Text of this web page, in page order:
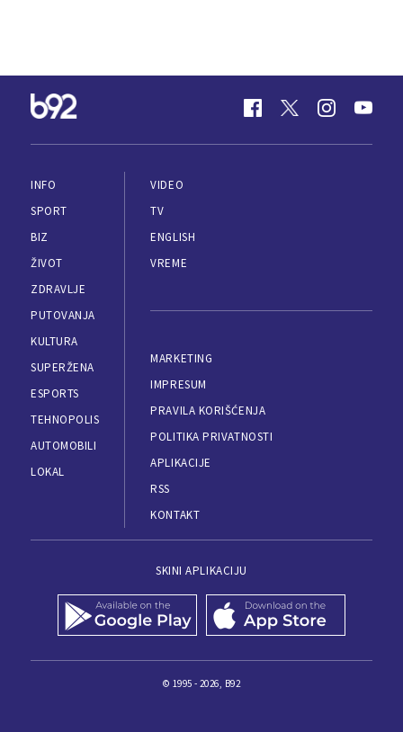
INFO
SPORT
BIZ
ŽIVOT
ZDRAVLJE
PUTOVANJA
KULTURA
SUPERŽENA
ESPORTS
TEHNOPOLIS
AUTOMOBILI
LOKAL
VIDEO
TV
ENGLISH
VREME
MARKETING
IMPRESUM
PRAVILA KORIŠĆENJA
POLITIKA PRIVATNOSTI
APLIKACIJE
RSS
KONTAKT
SKINI APLIKACIJU
© 1995 - 2026, B92